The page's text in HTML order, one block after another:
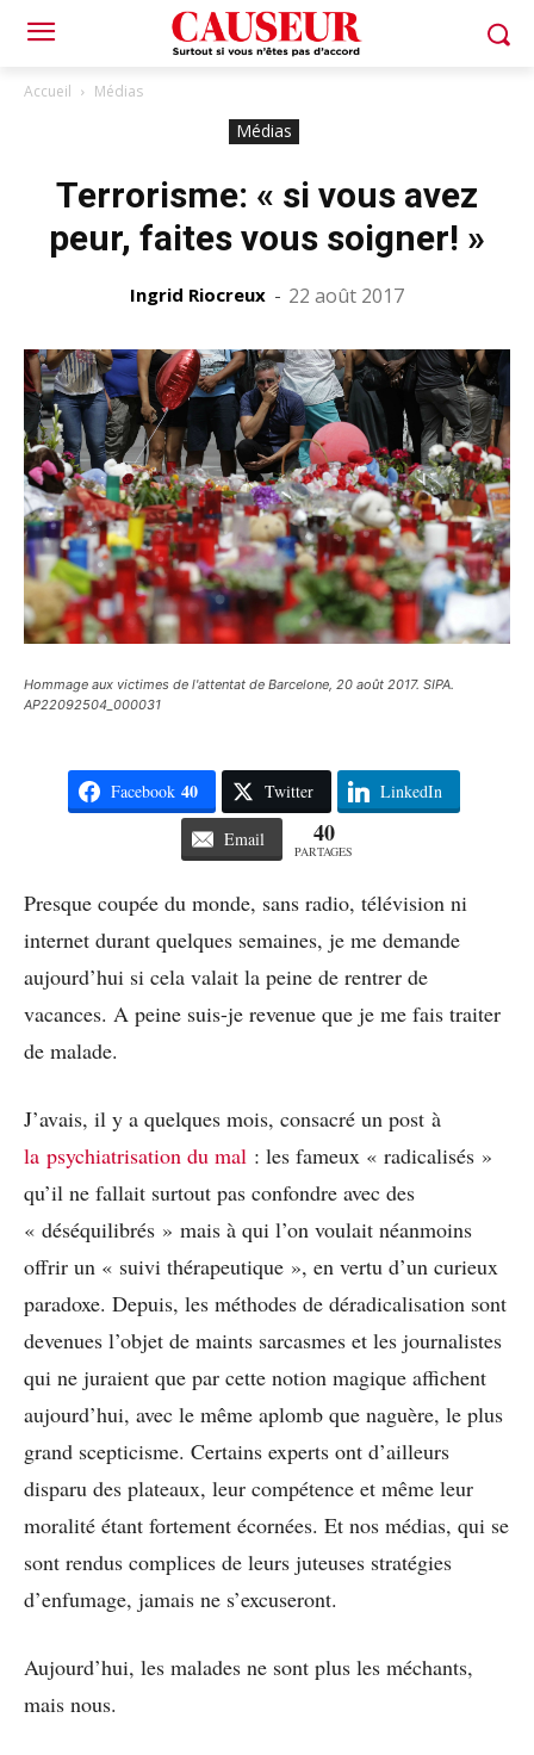
Accueil Médias
Médias
Terrorisme: « si vous avez
peur, faites vous soigner! »
Ingrid Riocreux - 22 août 2017
Hommage aux victimes de l'attentat de Barcelone, 20 août 2017. SIPA.
AP22092504_000031
Facebook 40 Twitter LinkedIn
Email 40
PARTAGES
Presque coupée du monde, sans radio, télévision ni
internet durant quelques semaines, je me demande
aujourd’hui si cela valait la peine de rentrer de
vacances. A peine suis-je revenue que je me fais traiter
de malade.
J’avais, il y a quelques mois, consacré un post à
la psychiatrisation du mal : les fameux « radicalisés »
qu’il ne fallait surtout pas confondre avec des
« déséquilibrés » mais à qui l’on voulait néanmoins
offrir un « suivi thérapeutique », en vertu d’un curieux
paradoxe. Depuis, les méthodes de déradicalisation sont
devenues l’objet de maints sarcasmes et les journalistes
qui ne juraient que par cette notion magique affichent
aujourd’hui, avec le même aplomb que naguère, le plus
grand scepticisme. Certains experts ont d’ailleurs
disparu des plateaux, leur compétence et même leur
moralité étant fortement écornées. Et nos médias, qui se
sont rendus complices de leurs juteuses stratégies
d’enfumage, jamais ne s’excuseront.
Aujourd’hui, les malades ne sont plus les méchants,
mais nous.